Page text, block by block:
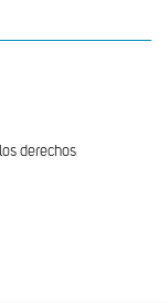
derechos